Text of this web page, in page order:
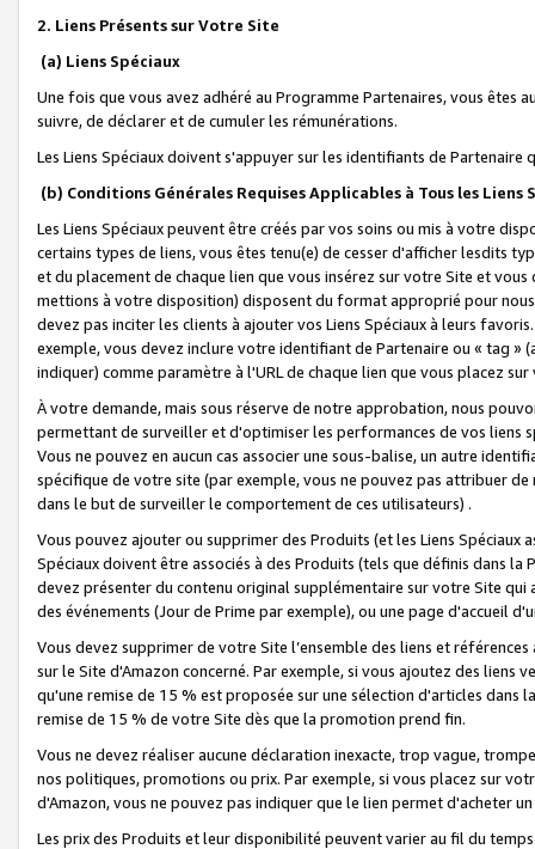
2. Liens Présents sur Votre Site
(a) Liens Spéciaux
Une fois que vous avez adhéré au Programme Partenaires, vous êtes
suivre, de déclarer et de cumuler les rémunérations.
Les Liens Spéciaux doivent s'appuyer sur les identifiants de Partenaire
(b) Conditions Générales Requises Applicables à Tous les Liens
Les Liens Spéciaux peuvent être créés par vos soins ou mis à votre
certains types de liens, vous êtes tenu(e) de cesser d'afficher lesdits
et du placement de chaque lien que vous insérez sur votre Site et
mettions à votre disposition) disposent du format approprié pour
devez pas inciter les clients à ajouter vos Liens Spéciaux à leurs
exemple, vous devez inclure votre identifiant de Partenaire ou « tag
indiquer) comme paramètre à l'URL de chaque lien que vous placez
À votre demande, mais sous réserve de notre approbation, nous
permettant de surveiller et d'optimiser les performances de vos liens
Vous ne pouvez en aucun cas associer une sous-balise, un autre
spécifique de votre site (par exemple, vous ne pouvez pas attribuer
dans le but de surveiller le comportement de ces utilisateurs) .
Vous pouvez ajouter ou supprimer des Produits (et les Liens
Spéciaux doivent être associés à des Produits (tels que définis dans
devez présenter du contenu original supplémentaire sur votre Site qui
des événements (Jour de Prime par exemple), ou une page d'accueil
Vous devez supprimer de votre Site l’ensemble des liens et
sur le Site d'Amazon concerné. Par exemple, si vous ajoutez des
qu'une remise de 15 % est proposée sur une sélection d'articles
remise de 15 % de votre Site dès que la promotion prend fin.
Vous ne devez réaliser aucune déclaration inexacte, trop vague,
nos politiques, promotions ou prix. Par exemple, si vous placez sur
d'Amazon, vous ne pouvez pas indiquer que le lien permet d'acheter
Les prix des Produits et leur disponibilité peuvent varier au fil du